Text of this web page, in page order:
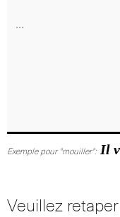
Exemple pour "mouiller": Il
Veuillez